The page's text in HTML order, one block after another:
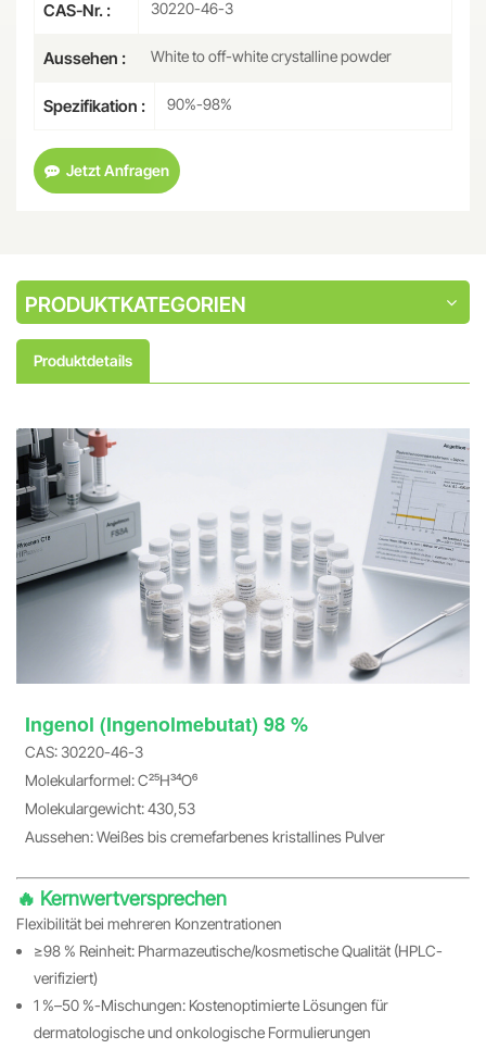
CAS-Nr. : 30220-46-3
Aussehen : White to off-white crystalline powder
Spezifikation : 90%-98%
Jetzt Anfragen
PRODUKTKATEGORIEN
Produktdetails
Ingenol (Ingenolmebutat) 98 %
CAS: 30220-46-3
Molekularformel: C₂₅H₃₄O₆
Molekulargewicht: 430,53
Aussehen: Weißes bis cremefarbenes kristallines Pulver
🔥 Kernwertversprechen
Flexibilität bei mehreren Konzentrationen
≥98 % Reinheit: Pharmazeutische/kosmetische Qualität (HPLC-
verifiziert)
1 %–50 %-Mischungen: Kostenoptimierte Lösungen für
dermatologische und onkologische Formulierungen